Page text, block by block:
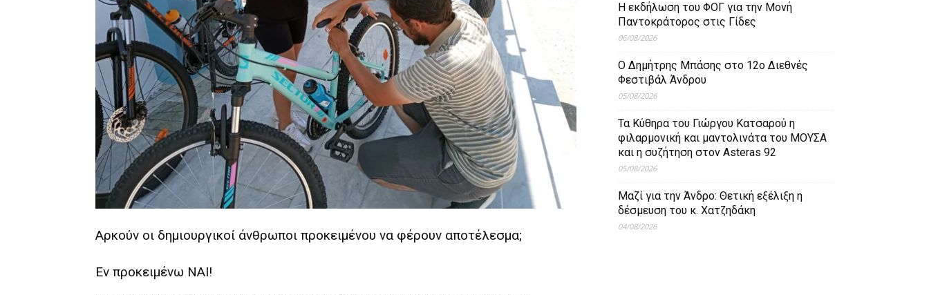
Αρκούν οι δημιουργικοί άνθρωποι προκειμένου να φέρουν αποτέλεσμα;
Εν προκειμένω ΝΑΙ!
Η εκδήλωση του ΦΟΓ για την Μονή
Παντοκράτορος στις Γίδες
06/08/2026
Ο Δημήτρης Μπάσης στο 12ο Διεθνές
Φεστιβάλ Άνδρου
05/08/2026
Τα Κύθηρα του Γιώργου Κατσαρού η
φιλαρμονική και μαντολινάτα του ΜΟΥΣΑ
και η συζήτηση στον Asteras 92
05/08/2026
Μαζί για την Άνδρο: Θετική εξέλιξη η
δέσμευση του κ. Χατζηδάκη
04/08/2026